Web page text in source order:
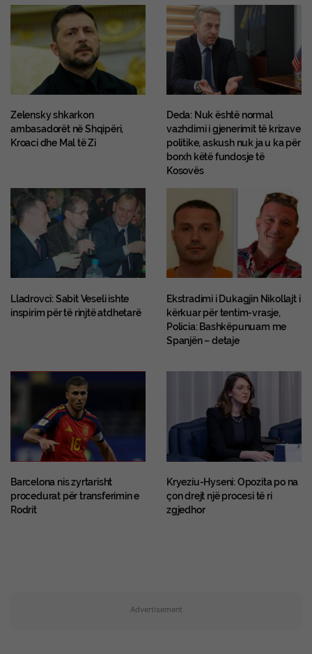
Zelensky shkarkon
ambasadorët në Shqipëri,
Kroaci dhe Mal të Zi
Deda: Nuk është normal
vazhdimi i gjenerimit të krizave
politike, askush nuk ja u ka për
borxh këtë fundosje të
Kosovës
Lladrovci: Sabit Veseli ishte
inspirim për të rinjtë atdhetarë
Ekstradimi i Dukagjin Nikollajt i
kërkuar për tentim-vrasje,
Policia: Bashkëpunuam me
Spanjën – detaje
Barcelona nis zyrtarisht
procedurat për transferimin e
Rodrit
Kryeziu-Hyseni: Opozita po na
çon drejt një procesi të ri
zgjedhor
Advertisement